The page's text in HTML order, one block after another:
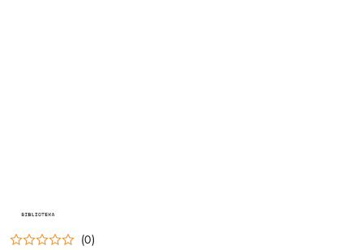
PRODUCENTA:
BIBLIOTEKA (0)